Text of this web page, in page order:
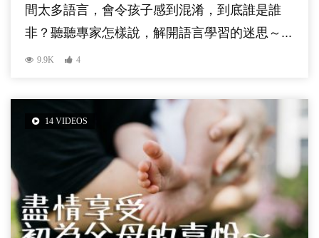
間太多語言，會令孩子感到混淆，到底誰是誰
非？聽聽專家怎樣說，解開語言學習的迷思～...
9.9K 4
14 VIDEOS